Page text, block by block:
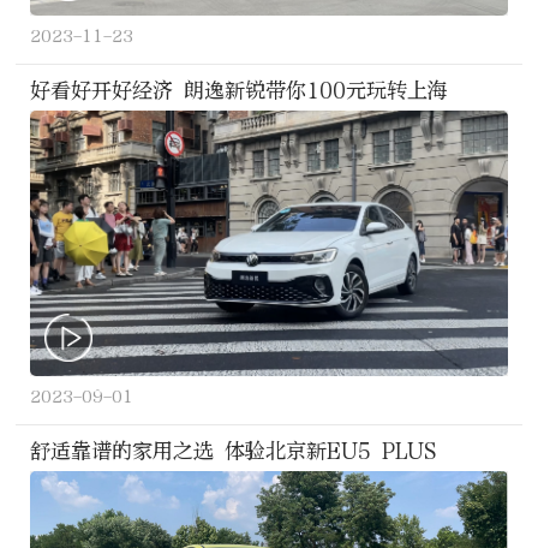
2023-11-23
好看好开好经济 朗逸新锐带你100元玩转上海
2023-09-01
舒适靠谱的家用之选 体验北京新EU5 PLUS